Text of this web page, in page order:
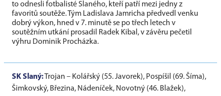
to odnesli fotbalisté Slaného, kteří patří mezi jedny z
favoritů soutěže. Tým Ladislava Jamricha předvedl venku
dobrý výkon, hned v 7. minutě se po třech letech v
soutěžním utkání prosadil Radek Kibal, v závěru pečetil
výhru Dominik Procházka.
SK Slaný:Trojan – Kolářský (55. Javorek), Pospíšil (69. Šíma),
Šimkovský, Březina, Nádeníček, Novotný (46. Blažek),